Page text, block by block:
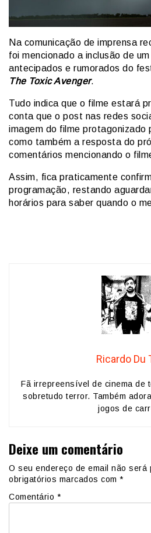
Na comunicação de imprensa
foi mencionado a inclusão de
antecipados e rumorados do
The Toxic Avenger.
Tudo indica que o filme estará
conta que o post nas redes
imagem do filme protagonizado
como também a resposta do
comentários mencionando o
Assim, fica praticamente
programação, restando
horários para saber quando o
Ricardo Du
Fã irrepreensível de cinema de
sobretudo terror. Também
jogos de
Deixe um comentário
O seu endereço de email não será
obrigatórios marcados com *
Comentário *